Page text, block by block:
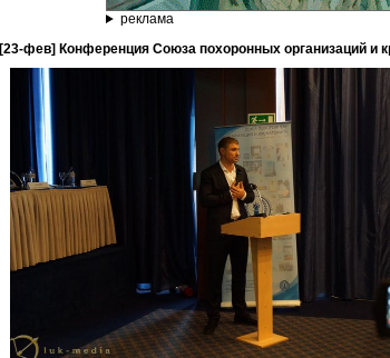
реклама
[23-фев] Конференция Союза похоронных организаций и